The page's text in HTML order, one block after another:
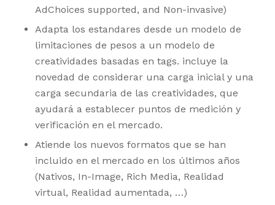
AdChoices supported, and Non-invasive)
Adapta los estandares desde un modelo de
limitaciones de pesos a un modelo de
creatividades basadas en tags. incluye la
novedad de considerar una carga inicial y una
carga secundaria de las creatividades, que
ayudará a establecer puntos de medición y
verificación en el mercado.
Atiende los nuevos formatos que se han
incluido en el mercado en los últimos años
(Nativos, In-Image, Rich Media, Realidad
virtual, Realidad aumentada, …)